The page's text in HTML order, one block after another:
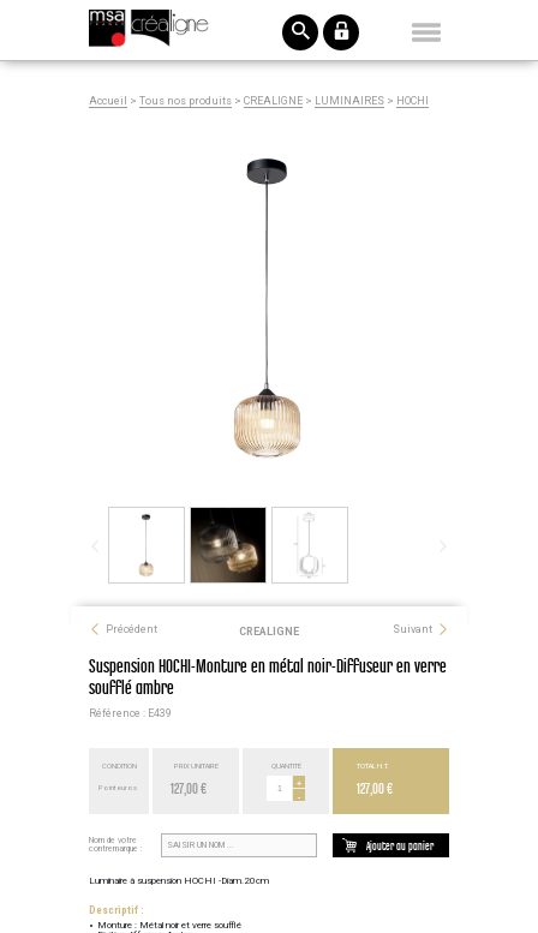
Accueil > Tous nos produits > CREALIGNE > LUMINAIRES > HOCHI
Précédent CREALIGNE Suivant
Suspension HOCHI-Monture en métal noir-Diffuseur en verre
soufflé ambre
Référence : E439
CONDITION
Point euros
PRIX UNITAIRE
127,00 €
QUANTITÉ
+
-
TOTAL H.T.
127,00 €
Nom de votre
contremarque :
Ajouter au panier
Luminaire à suspension HOCHI -Diam.20cm
Descriptif :
Monture : Métal noir et verre soufflé